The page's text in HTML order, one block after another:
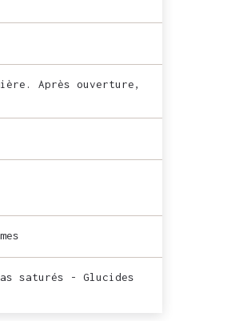
Après ouverture,
saturés - Glucides